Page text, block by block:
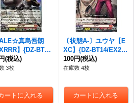
真島吾朗
】{DZ-BT1
《ドラゴンエ
ア》
(税込)
3枚
〔状態A-〕ユウヤ【E
XC】{DZ-BT14/EX24}
《ドラゴンエンパイ
ア》
100円(税込)
在庫数 4枚